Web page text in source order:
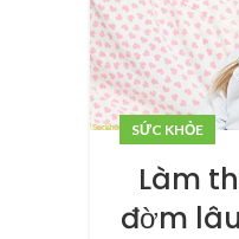
SỨC KHỎE
Làm
đờm